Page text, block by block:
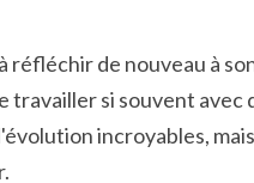
réfléchir de nouveau à
si souvent avec
incroyables,